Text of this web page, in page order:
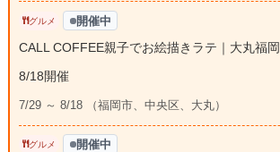
グルメ 開催中
CALL COFFEE親子でお絵描きラテ｜大丸福
8/18開催
7/29 ～ 8/18 （福岡市、中央区、大丸）
グルメ 開催中